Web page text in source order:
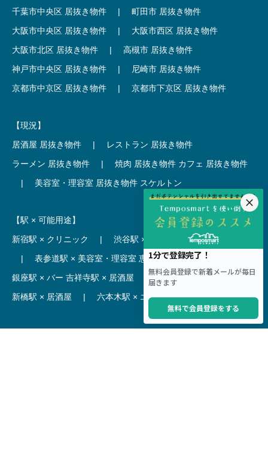
千葉市中央区 居抜き物件
|
町田市 居抜き物件
大阪市中央区 居抜き物件
|
大阪市西区 居抜き物件
大阪市北区 居抜き物件
|
高槻市 居抜き物件
神戸市中央区 居抜き物件
|
尼崎市 居抜き物件
京都市中京区 居抜き物件
| 京都市下京区 居抜き物件
【現況】
居酒屋 居抜き物件
|
レストラン 居抜き物件
ラーメン 居抜き物件
| 焼肉 居抜き物件 カフェ 居抜き物件
|
美容室・理容室 居抜き物件 スケルトン
【駅 × 可能用途】
新宿駅 × クリニック
| 渋谷駅 × カフェ
池袋駅 × ラーメン
|
表参道駅 × 美容室・理容室 恵比寿駅 × レストラン
銀座駅 × バー 吉祥寺駅 × 居酒屋
麻布十番駅 × レストラン
新橋駅 × 居酒屋
| 六本木駅 × エステ・マッサージ・サロン